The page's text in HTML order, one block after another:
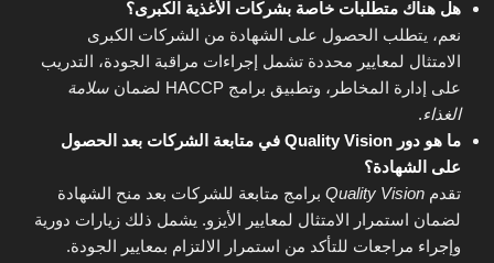
هل هناك متطلبات خاصة بشركات الأغذية الكبرى؟
نعم، يتطلب الحصول على الشهادة من الشركات الكبرى
الامتثال لمعايير محددة تشمل إجراءات مراقبة الجودة، التدريب
على إدارة المخاطر، وتطبيق برامج HACCP لضمان
سلامة
الغذاء.
ما هو دور Quality Vision في متابعة الشركات بعد الحصول
على الشهادة؟
تقدم Quality Vision برامج متابعة للشركات بعد منح الشهادة
لضمان استمرار الامتثال لمعايير الأيزو. يشمل ذلك زيارات دورية
وإجراء مراجعات للتأكد من استمرار الالتزام بمعايير الجودة.